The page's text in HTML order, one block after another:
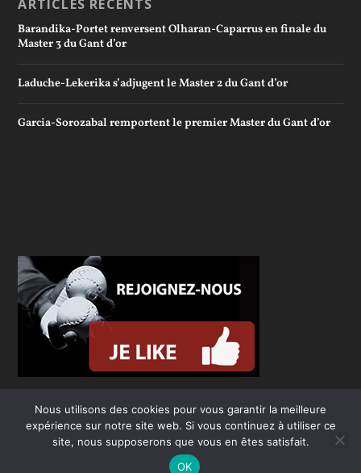
ARTICLES RÉCENTS
Barandika-Portet renversent Olharan-Caparrus en finale du
Master 3 du Gant d’or
Laduche-Lekerika s’adjugent le Master 2 du Gant d’or
Garcia-Sorozabal remportent le premier Master du Gant d’or
Elegant Themes| Propulsé par
Nous utilisons des cookies pour vous garantir la meilleure
expérience sur notre site web. Si vous continuez à utiliser ce
site, nous supposerons que vous en êtes satisfait.
OK